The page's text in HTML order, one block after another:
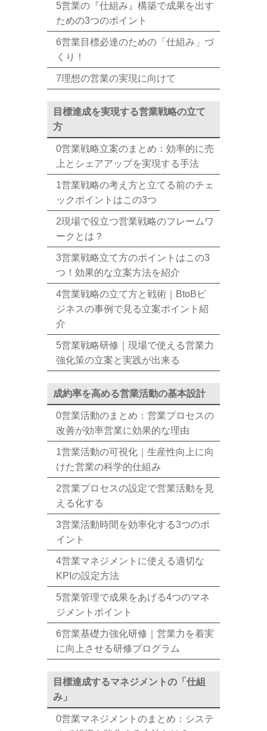
5営業の『仕組み』構築で成果を出す
ための3つのポイント
6営業目標必達のための「仕組み」づ
くり！
7理想の営業の実現に向けて
目標達成を実現する営業戦略の立て
方
0営業戦略立案のまとめ：効率的に売
上とシェアアップを実現する手法
1営業戦略の考え方と立てる前のチェ
ックポイントはこの3つ
2現場で役立つ営業戦略のフレームワ
ークとは？
3営業戦略立て方のポイントはこの3
つ！効果的な立案方法を紹介
4営業戦略の立て方と戦術｜BtoBビ
ジネスの事例で見る立案ポイント紹
介
5営業戦略研修｜現場で使える営業力
強化策の立案と実践が出来る
成約率を高める営業活動の基本設計
0営業活動のまとめ：営業プロセスの
改善が効率営業に効果的な理由
1営業活動の可視化｜生産性向上に向
けた営業の科学的仕組み
2営業プロセスの設定で営業活動を見
える化する
3営業活動時間を効率化する3つのポ
イント
4営業マネジメントに使える適切な
KPIの設定方法
5営業管理で成果をあげる4つのマネ
ジメントポイント
6営業基礎力強化研修｜営業力を着実
に向上させる研修プログラム
目標達成するマネジメントの「仕組
み」
0営業マネジメントのまとめ：システ